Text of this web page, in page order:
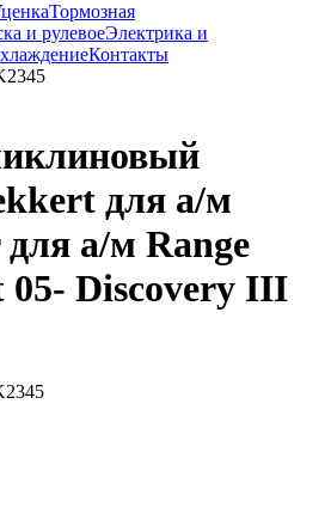
Тормозная
и рулевоеЭлектрика и
Контакты
для а/м
а/м Range
05- Discovery III